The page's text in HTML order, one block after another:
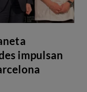
impulsan